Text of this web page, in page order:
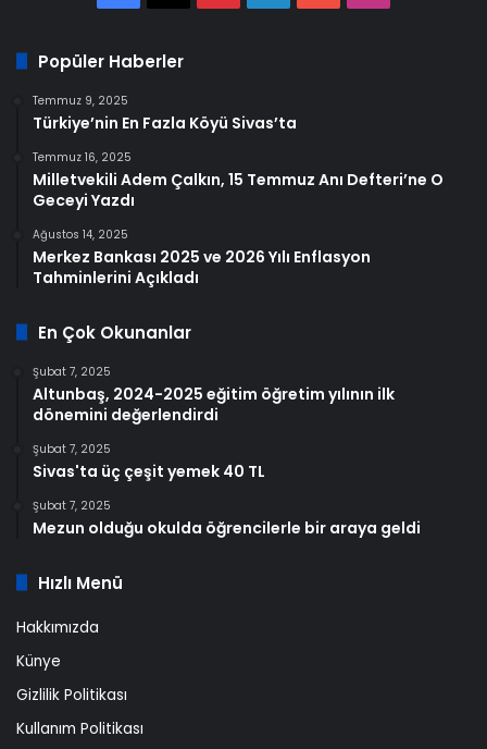
Popüler Haberler
Temmuz 9, 2025
Türkiye’nin En Fazla Köyü Sivas’ta
Temmuz 16, 2025
Milletvekili Adem Çalkın, 15 Temmuz Anı Defteri’ne O
Geceyi Yazdı
Ağustos 14, 2025
Merkez Bankası 2025 ve 2026 Yılı Enflasyon
Tahminlerini Açıkladı
En Çok Okunanlar
Şubat 7, 2025
Altunbaş, 2024-2025 eğitim öğretim yılının ilk
dönemini değerlendirdi
Şubat 7, 2025
Sivas'ta üç çeşit yemek 40 TL
Şubat 7, 2025
Mezun olduğu okulda öğrencilerle bir araya geldi
Hızlı Menü
Hakkımızda
Künye
Gizlilik Politikası
Kullanım Politikası